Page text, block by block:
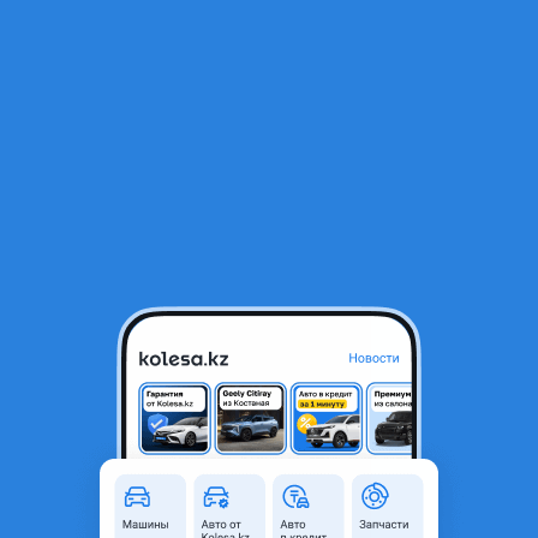
Крышка от багажника (задний капот, пятый дверь) на БМВ
Астана, Акмолинская